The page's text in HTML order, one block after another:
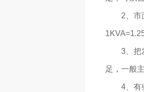
2、市
3、把
足，一般
4、有